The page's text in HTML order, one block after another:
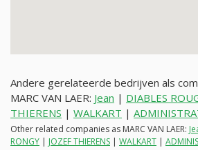
Andere gerelateerde bedrijven als
MARC VAN LAER: Jean | DIABLES
THIERENS | WALKART |
Other related companies as MARC VAN LAER:
RONGY | JOZEF THIERENS | WALKART |